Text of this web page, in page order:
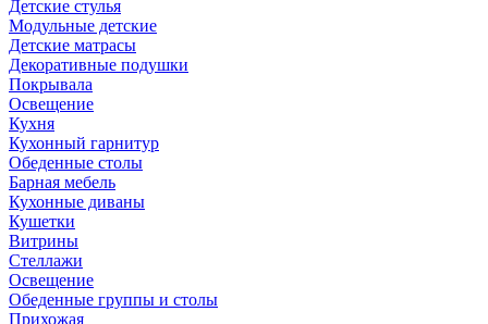
Детские стулья
Модульные детские
Детские матрасы
Декоративные подушки
Покрывала
Освещение
Кухня
Кухонный гарнитур
Обеденные столы
Барная мебель
Кухонные диваны
Кушетки
Витрины
Стеллажи
Освещение
Обеденные группы и столы
Прихожая